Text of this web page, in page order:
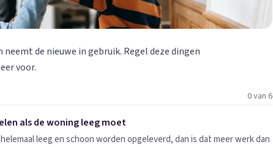
de nieuwe in gebruik. Regel deze dingen
voor.
0 van 6
de woning leeg moet afvinken
als de woning leeg moet
leeg en schoon worden opgeleverd, dan is dat meer werk dan